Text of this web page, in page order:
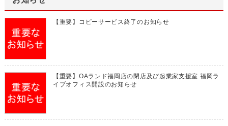
【重要】コピーサービス終了のお知らせ
【重要】OAランド福岡店の閉店及び起業家支援室 福岡ラ
イブオフィス開設のお知らせ